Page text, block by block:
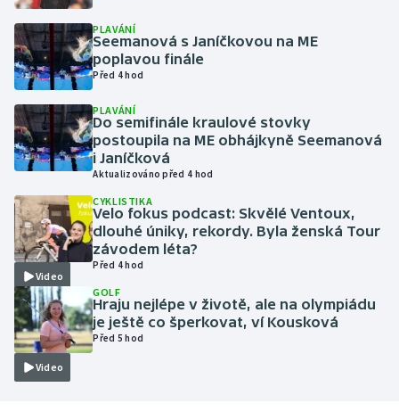
Jezdectví
Judo
Krasobruslení
Lezení
Lyže a snowboard
Moderní pětiboj
Motorsport
Olympijské hry
Parasport
PLAVÁNÍ
Seemanová s Janíčkovou na ME
poplavou finále
Před 4 hod
PLAVÁNÍ
Do semifinále kraulové stovky
postoupila na ME obhájkyně Seemanová
i Janíčková
Aktualizováno před 4 hod
Video
CYKLISTIKA
Velo fokus podcast: Skvělé Ventoux,
dlouhé úniky, rekordy. Byla ženská Tour
závodem léta?
Před 4 hod
Video
GOLF
Hraju nejlépe v životě, ale na olympiádu
je ještě co šperkovat, ví Kousková
Před 5 hod